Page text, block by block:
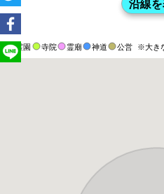
霊園 寺院 霊廟 神道 公営 ※大き